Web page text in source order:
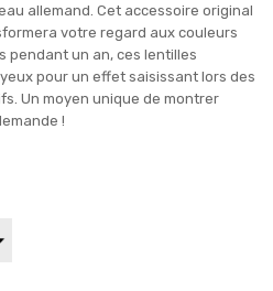
allemand. Cet accessoire original
votre regard aux couleurs
pendant un an, ces lentilles
pour un effet saisissant lors des
Un moyen unique de montrer
!